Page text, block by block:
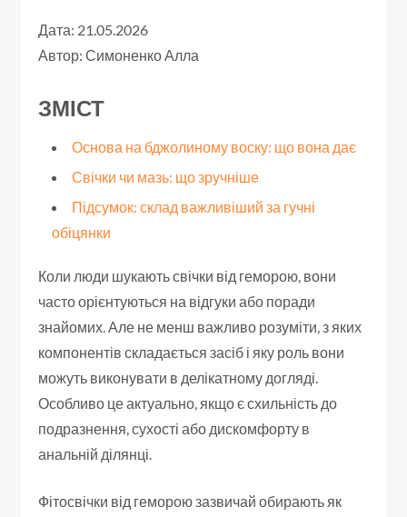
Дата: 21.05.2026
Автор:Симоненко Алла
ЗМІСТ
Основа на бджолиному воску: що вона дає
Свічки чи мазь: що зручніше
Підсумок: склад важливіший за гучні
обіцянки
Коли люди шукають свічки від геморою, вони
часто орієнтуються на відгуки або поради
знайомих. Але не менш важливо розуміти, з яких
компонентів складається засіб і яку роль вони
можуть виконувати в делікатному догляді.
Особливо це актуально, якщо є схильність до
подразнення, сухості або дискомфорту в
анальній ділянці.
Фітосвічки від геморою зазвичай обирають як